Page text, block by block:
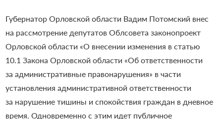
Губернатор Орловской области Вадим Потомский внес
на рассмотрение депутатов Облсовета законопроект
Орловской области «О внесении изменения в статью
10.1 Закона Орловской области «Об ответственности
за административные правонарушения» в части
установления административной ответственности
за нарушение тишины и спокойствия граждан в дневное
время. Одновременно с этим идет публичное